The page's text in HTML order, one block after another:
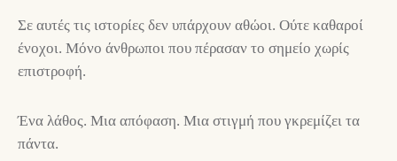
Σε αυτές τις ιστορίες δεν υπάρχουν αθώοι. Ούτε καθαροί
ένοχοι. Μόνο άνθρωποι που πέρασαν το σημείο χωρίς
επιστροφή.
Ένα λάθος. Μια απόφαση. Μια στιγμή που γκρεμίζει τα
πάντα.